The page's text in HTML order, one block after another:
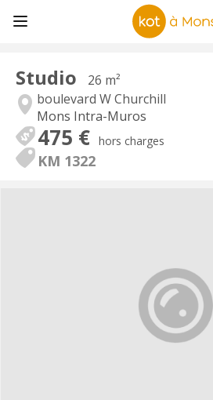
Studio
26 m²
boulevard W Churchill
Mons Intra-Muros
475 € hors charges
KM 1322